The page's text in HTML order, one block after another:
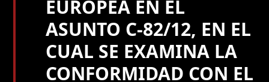
EUROPEA EN EL
ASUNTO C-82/12, EN EL
CUAL SE EXAMINA LA
CONFORMIDAD CON EL